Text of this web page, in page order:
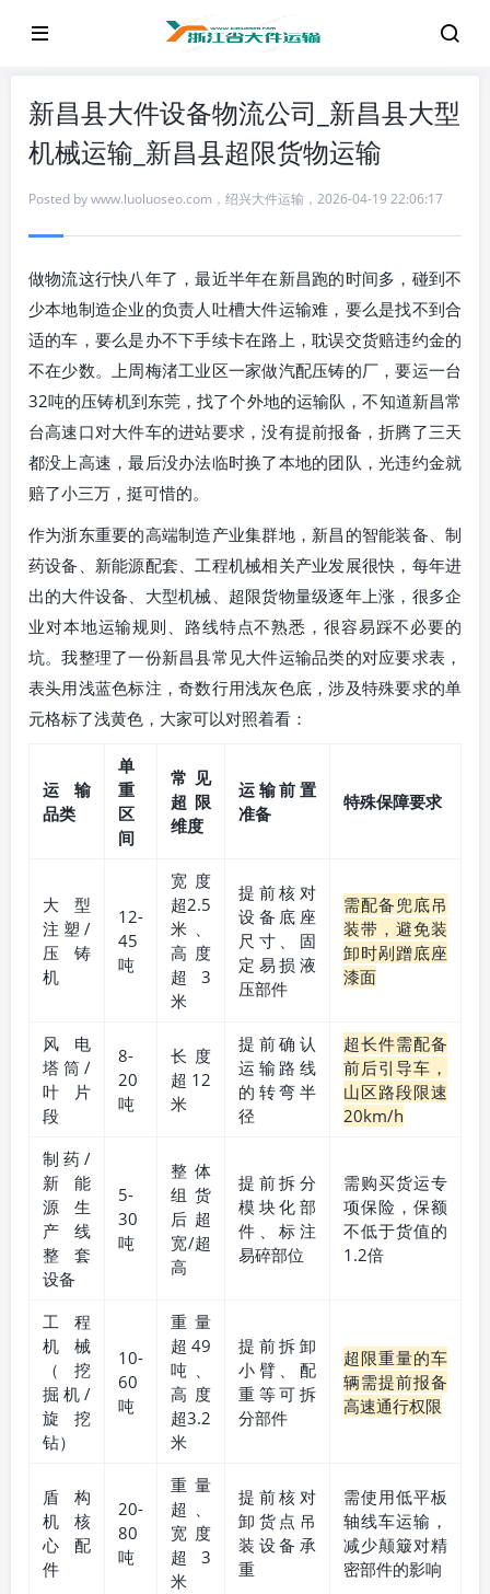
新昌县大件设备物流公司_新昌县大型
机械运输_新昌县超限货物运输
Posted bywww.luoluoseo.com ， 绍兴大件运输 ， 2026-04-19 22:06:17
做物流这行快八年了，最近半年在新昌跑的时间多，碰到不
少本地制造企业的负责人吐槽大件运输难，要么是找不到合
适的车，要么是办不下手续卡在路上，耽误交货赔违约金的
不在少数。上周梅渚工业区一家做汽配压铸的厂，要运一台
32吨的压铸机到东莞，找了个外地的运输队，不知道新昌常
台高速口对大件车的进站要求，没有提前报备，折腾了三天
都没上高速，最后没办法临时换了本地的团队，光违约金就
赔了小三万，挺可惜的。
作为浙东重要的高端制造产业集群地，新昌的智能装备、制
药设备、新能源配套、工程机械相关产业发展很快，每年进
出的大件设备、大型机械、超限货物量级逐年上涨，很多企
业对本地运输规则、路线特点不熟悉，很容易踩不必要的
坑。我整理了一份新昌县常见大件运输品类的对应要求表，
表头用浅蓝色标注，奇数行用浅灰色底，涉及特殊要求的单
元格标了浅黄色，大家可以对照着看：
运输
品类
单
重
区
间
常见
超限
维度
运输前置
准备
特殊保障要求
大型
注塑/
压铸
机
12-
45
吨
宽度
超2.5
米、
高度
超3
米
提前核对
设备底座
尺寸、固
定易损液
压部件
需配备兜底吊
装带，避免装
卸时剐蹭底座
漆面
风电
塔筒/
叶片
段
8-
20
吨
长度
超12
米
提前确认
运输路线
的转弯半
径
超长件需配备
前后引导车，
山区路段限速
20km/h
制药/
新能
源生
产线
整套
设备
5-
30
吨
整体
组货
后超
宽/超
高
提前拆分
模块化部
件、标注
易碎部位
需购买货运专
项保险，保额
不低于货值的
1.2倍
工程
机械
（挖
掘机/
旋挖
钻）
10-
60
吨
重量
超49
吨、
高度
超3.2
米
提前拆卸
小臂、配
重等可拆
分部件
超限重量的车
辆需提前报备
高速通行权限
盾构
机核
心配
件
20-
80
吨
重量
超、
宽度
超3
米
提前核对
卸货点吊
装设备承
重
需使用低平板
轴线车运输，
减少颠簸对精
密部件的影响